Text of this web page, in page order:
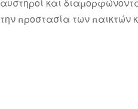
αυστηροί και
την προστασία των παικτών